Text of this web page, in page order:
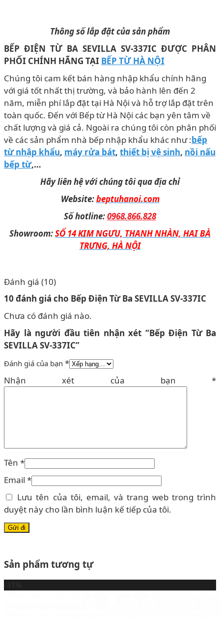
Thông số lắp đặt của sản phẩm
BẾP ĐIỆN TỪ BA SEVILLA SV-337IC ĐƯỢC PHÂN
PHỐI CHÍNH HÃNG TẠI BẾP TỪ HÀ NỘI
Chúng tôi cam kết bán hàng nhập khẩu chính hãng
với giá tốt nhất thị trường, và bảo hành lên đến 2
năm, miễn phí lắp đặt tại Hà Nội và hỗ trợ lắp đặt trên
toàn quốc. Đến với Bếp từ Hà Nội các bạn yên tâm về
chất lượng và giá cả. Ngoài ra chúng tôi còn phân phối
về các sản phẩm nhà bếp nhập khẩu khác như :bếp
từ nhập khẩu, máy rửa bát, thiết bị vệ sinh, nồi nấu
bếp từ,…
Hãy liên hệ với chúng tôi qua địa chỉ
Website:beptuhanoi.com
Số hotline:0968.866.828
Showroom:SỐ 14 KIM NGƯU, THANH NHÀN, HAI BÀ
TRƯNG, HÀ NỘI
Đánh giá (10)
10 đánh giá cho Bếp Điện Từ Ba SEVILLA SV-337IC
Chưa có đánh giá nào.
Hãy là người đầu tiên nhận xét “Bếp Điện Từ Ba
SEVILLA SV-337IC”
Đánh giá của bạn *
Nhận xét của bạn *
Tên *
Email *
Lưu tên của tôi, email, và trang web trong trình
duyệt này cho lần bình luận kế tiếp của tôi.
Sản phẩm tương tự